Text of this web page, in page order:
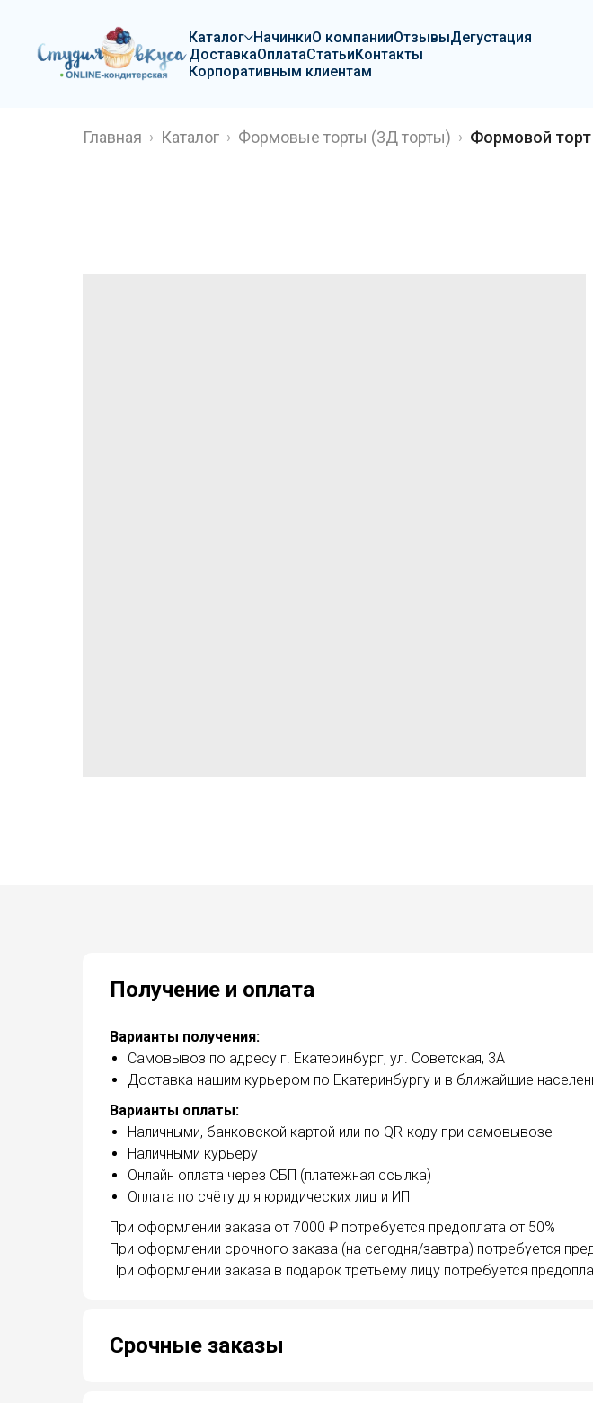
Каталог НачинкиО компанииОтзывыДегустация
ДоставкаОплатаСтатьиКонтакты
Корпоративным клиентам
Главная Каталог Формовые торты (3Д торты) Формовой
Получение и оплата
Варианты получения:
Самовывоз по адресу г. Екатеринбург, ул. Советская, 3А
Доставка нашим курьером по Екатеринбургу и в ближайшие
Варианты оплаты:
Наличными, банковской картой или по QR-коду при самовывозе
Наличными курьеру
Онлайн оплата через СБП (платежная ссылка)
Оплата по счёту для юридических лиц и ИП
При оформлении заказа от 7000 ₽ потребуется предоплата от 50%
При оформлении срочного заказа (на сегодня/завтра) потребуется
При оформлении заказа в подарок третьему лицу потребуется
Срочные заказы